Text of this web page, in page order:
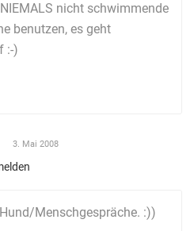
nicht schwimmende
benutzen, es geht
:-)
3. Mai 2008
Menschgespräche. :))